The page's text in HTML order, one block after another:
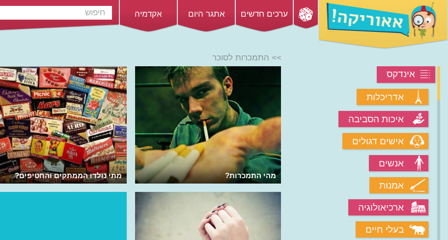
ערכים חדשים אתגר היום אקדמיה
אינדקס
אדריכלות
איכות הסביבה
אישים דגולים
אנשים
אמנות
ארכיאולוגיה
בעלי חיים
>> התמכרות לסוכר
מתי נולדו הממתקים והחטיפים? מהי התמכרות?